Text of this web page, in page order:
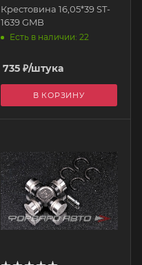
Крестовина 16,05*39 ST-
1639 GMB
Есть в наличии: 22
735₽/штука
В КОРЗИНУ